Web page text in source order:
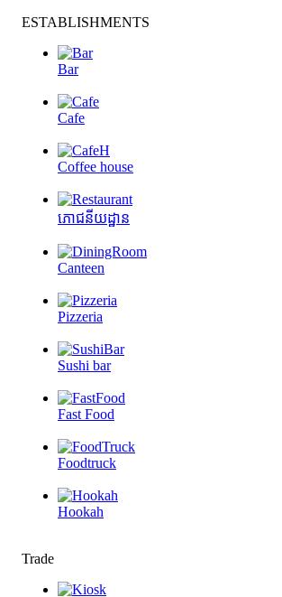
ESTABLISHMENTS
Bar
Cafe
Coffee house
ភោជនីយដ្ឋាន
Canteen
Pizzeria
Sushi bar
Fast Food
Foodtruck
Hookah
Trade